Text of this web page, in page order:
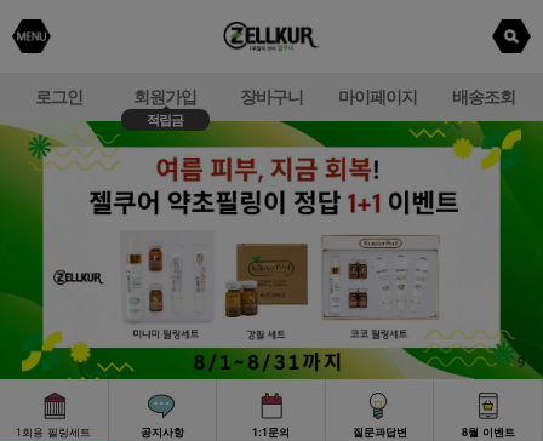
로그인 회원가입
적립금
장바구니 마이페이지 배송조회
1회용 필링세트 공지사항 1:1문의 질문과답변 8월 이벤트